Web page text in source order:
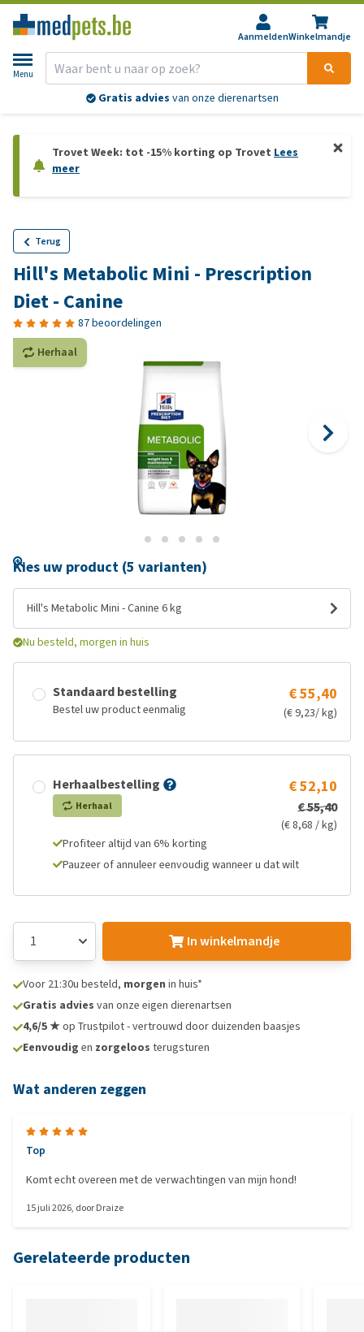
AanmeldenWinkelmandje
Menu
Gratis advies van onze dierenartsen
Trovet Week: tot -15% korting op Trovet Lees
meer
Terug
Hill's Metabolic Mini - Prescription
Diet - Canine
87 beoordelingen
Herhaal
Kies uw product (5 varianten)
Hill's Metabolic Mini - Canine 6 kg
Nu besteld, morgen in huis
Standaard bestelling
Bestel uw product eenmalig
€ 55,40
(€ 9,23/ kg)
Herhaalbestelling
Herhaal
€ 52,10
€ 55,40
(€ 8,68 / kg)
Profiteer altijd van 6% korting
Pauzeer of annuleer eenvoudig wanneer u dat wilt
In winkelmandje
Voor 21:30u besteld, morgen in huis*
Gratis advies van onze eigen dierenartsen
4,6/5 ★op Trustpilot - vertrouwd door duizenden baasjes
Eenvoudig en zorgeloos terugsturen
Wat anderen zeggen
Top
Komt echt overeen met de verwachtingen van mijn hond!
15 juli 2026, doorDraize
Gerelateerde producten